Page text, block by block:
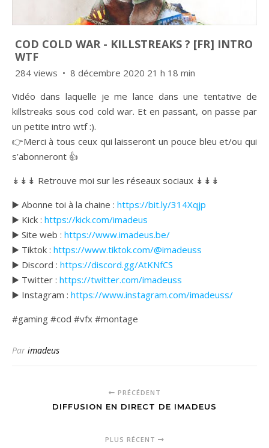
COD COLD WAR - KILLSTREAKS ? [FR] INTRO
WTF
284 views
8 décembre 2020 21 h 18 min
Vidéo dans laquelle je me lance dans une tentative de
killstreaks sous cod cold war. Et en passant, on passe par
un petite intro wtf :).
👉Merci à tous ceux qui laisseront un pouce bleu et/ou qui
s’abonneront 👍
↡↡↡ Retrouve moi sur les réseaux sociaux ↡↡↡
▶️ Abonne toi à la chaine : https://bit.ly/314Xqjp
▶️ Kick : https://kick.com/imadeus
▶️ Site web : https://www.imadeus.be/
▶️ Tiktok : https://www.tiktok.com/@imadeuss
▶️ Discord : https://discord.gg/AtKNfCS
▶️ Twitter : https://twitter.com/imadeuss
▶️ Instagram : https://www.instagram.com/imadeuss/
#gaming #cod #vfx #montage
Par imadeus
PRÉCÉDENT
DIFFUSION EN DIRECT DE IMADEUS
PLUS RÉCENT